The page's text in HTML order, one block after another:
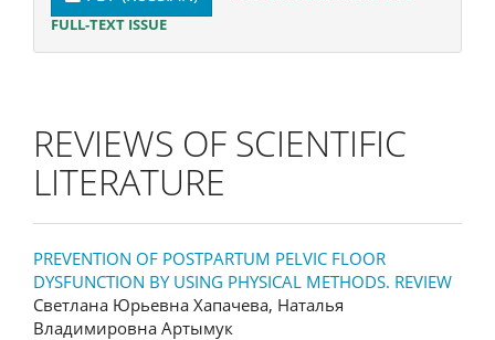
FULL-TEXT ISSUE
REVIEWS OF SCIENTIFIC
LITERATURE
PREVENTION OF POSTPARTUM PELVIC FLOOR
DYSFUNCTION BY USING PHYSICAL METHODS. REVIEW
Светлана Юрьевна Хапачева, Наталья
Владимировна Артымук